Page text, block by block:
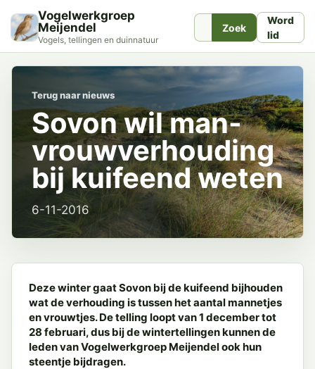
Vogelwerkgroep
Meijendel
Vogels, tellingen en duinnatuur
Zoek
Word
lid
Terug naar nieuws
Sovon wil man-
vrouwverhouding
bij kuifeend weten
6-11-2016
Deze winter gaat Sovon bij de kuifeend bijhouden
wat de verhouding is tussen het aantal mannetjes
en vrouwtjes. De telling loopt van 1 december tot
28 februari, dus bij de wintertellingen kunnen de
leden van Vogelwerkgroep Meijendel ook hun
steentje bijdragen.